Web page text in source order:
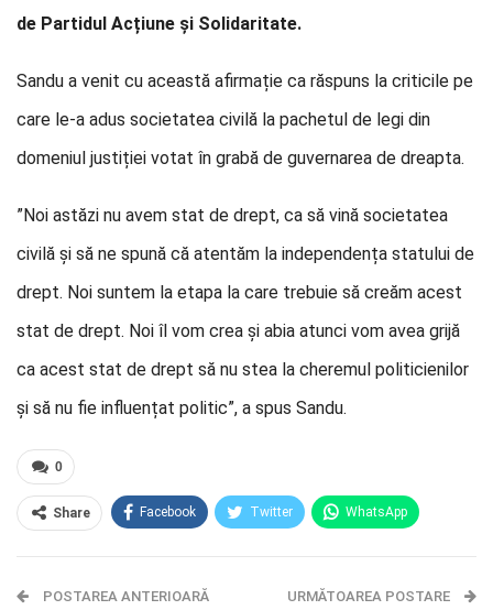
de Partidul Acțiune și Solidaritate.
Sandu a venit cu această afirmație ca răspuns la criticile pe
care le-a adus societatea civilă la pachetul de legi din
domeniul justiției votat în grabă de guvernarea de dreapta.
”Noi astăzi nu avem stat de drept, ca să vină societatea
civilă și să ne spună că atentăm la independența statului de
drept. Noi suntem la etapa la care trebuie să creăm acest
stat de drept. Noi îl vom crea și abia atunci vom avea grijă
ca acest stat de drept să nu stea la cheremul politicienilor
şi să nu fie influențat politic”, a spus Sandu.
0
Share Facebook Twitter WhatsApp
Telegram OK.ru
POSTAREA ANTERIOARĂ URMĂTOAREA POSTARE